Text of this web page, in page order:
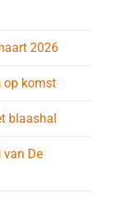
2026
op komst
blaashal
van De